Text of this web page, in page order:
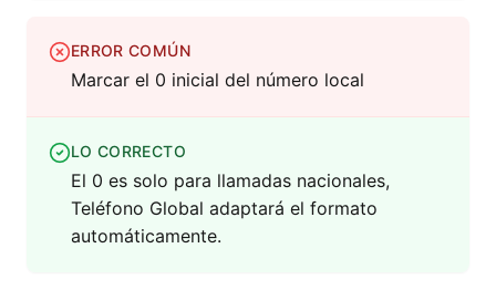
ERROR COMÚN
Marcar el 0 inicial del número local
LO CORRECTO
El 0 es solo para llamadas nacionales,
Teléfono Global adaptará el formato
automáticamente.